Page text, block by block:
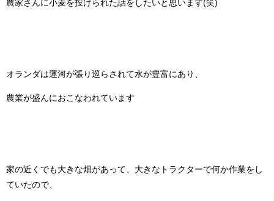
農家さんに小麦を投げられた話をしたいと思います(笑)
オランダは運河が張り巡らされて水が豊富にあり、
農業が盛んにおこなわれています
家の近くでも大きな畑があって、大きなトラクターで何か作業をし
ていたので、